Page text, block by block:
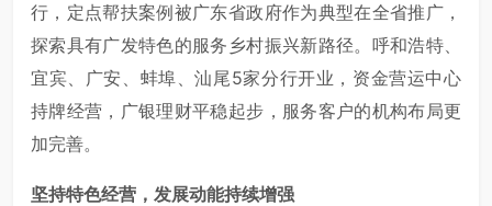
行，定点帮扶案例被广东省政府作为典型在全省推广，
探索具有广发特色的服务乡村振兴新路径。呼和浩特、
宜宾、广安、蚌埠、汕尾5家分行开业，资金营运中心
持牌经营，广银理财平稳起步，服务客户的机构布局更
加完善。
坚持特色经营，发展动能持续增强